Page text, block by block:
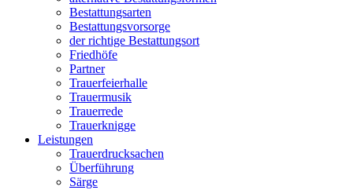
Bestattungsarten
Bestattungsvorsorge
der richtige Bestattungsort
Friedhöfe
Partner
Trauerfeierhalle
Trauermusik
Trauerrede
Trauerknigge
Leistungen
Trauerdrucksachen
Überführung
Särge